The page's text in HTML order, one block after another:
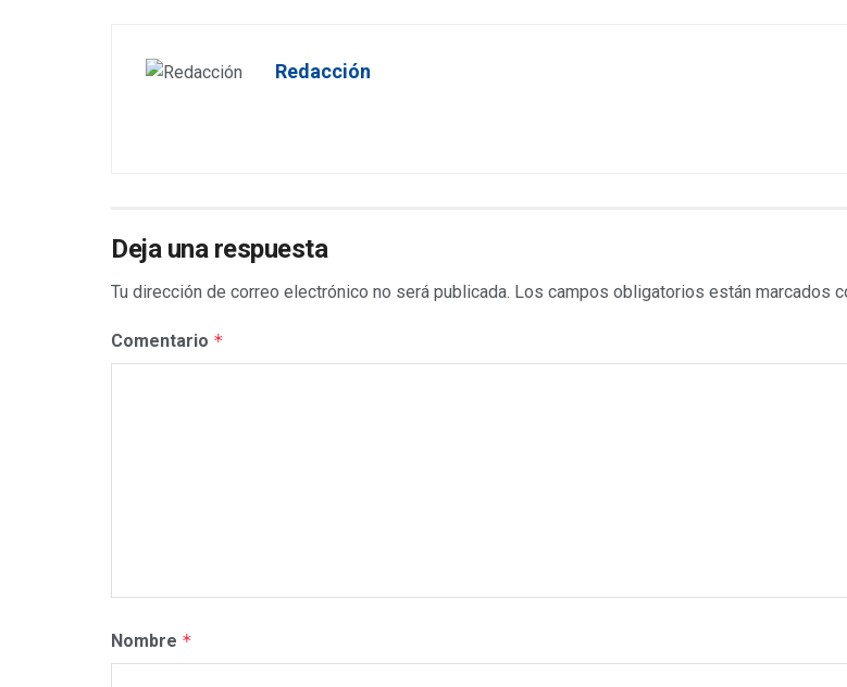
Redacción
Deja una respuesta
Tu dirección de correo electrónico no será publicada. Los campos obligatorios están marcados
Comentario *
Nombre *